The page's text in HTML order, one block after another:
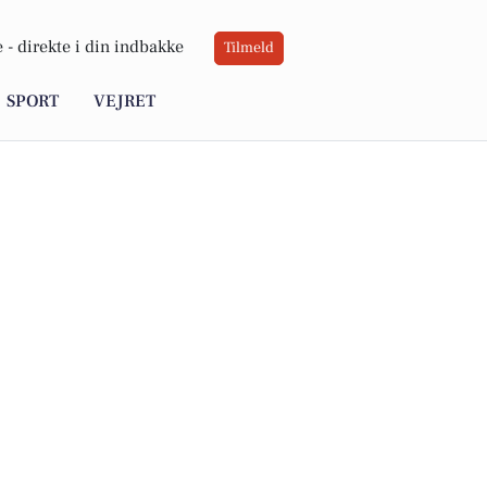
- direkte i din indbakke Tilmeld
SPORT VEJRET